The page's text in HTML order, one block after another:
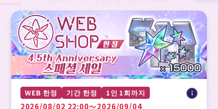
WEB 한정 기간 한정 1인 1회까지
2026/08/02 22:00〜2026/09/04